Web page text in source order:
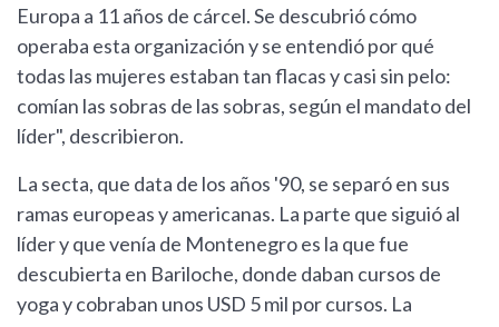
Europa a 11 años de cárcel. Se descubrió cómo
operaba esta organización y se entendió por qué
todas las mujeres estaban tan flacas y casi sin pelo:
comían las sobras de las sobras, según el mandato del
líder", describieron.
La secta, que data de los años '90, se separó en sus
ramas europeas y americanas. La parte que siguió al
líder y que venía de Montenegro es la que fue
descubierta en Bariloche, donde daban cursos de
yoga y cobraban unos USD 5 mil por cursos. La